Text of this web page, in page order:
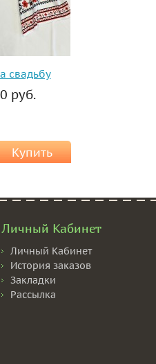
свадьбу
руб.
Купить
Личный Кабинет
Личный Кабинет
История заказов
Закладки
Рассылка